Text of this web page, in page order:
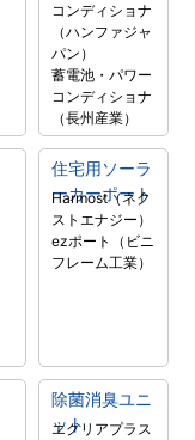
コンディショナ
（ハンファジャ
パン）
蓄電池・パワー
コンディショナ
（長州産業）
住宅用ソーラ
ーカーポート
Harmost（ネク
ストエナジー）
ezポート（ビニ
フレーム工業）
除菌消臭ユニ
ット
エクリアプラス